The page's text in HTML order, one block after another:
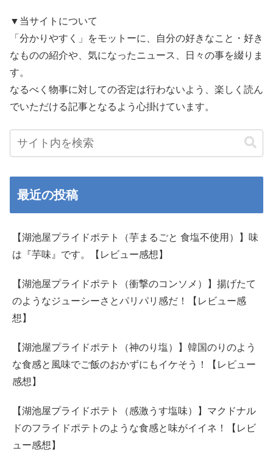
▼当サイトについて
「分かりやすく」をモットーに、自分の好きなこと・好き
なものの紹介や、気になったニュース、日々の事を綴りま
す。
なるべく物事に対しての否定は行わないよう、楽しく読ん
でいただける記事となるよう心掛けています。
最近の投稿
【湖池屋プライドポテト（芋まるごと 食塩不使用）】味
は『芋味』です。【レビュー感想】
【湖池屋プライドポテト（衝撃のコンソメ）】揚げたて
のようなジューシーさとパリパリ感だ！【レビュー感
想】
【湖池屋プライドポテト（神のり塩）】韓国のりのよう
な食感と風味でご飯のおかずにもイケそう！【レビュー
感想】
【湖池屋プライドポテト（感激うす塩味）】マクドナル
ドのフライドポテトのような食感と味がイイネ！【レビ
ュー感想】